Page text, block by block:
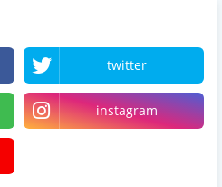
twitter
instagram